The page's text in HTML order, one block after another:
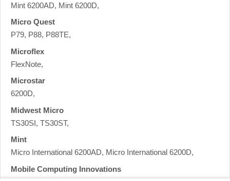
Mint 6200AD, Mint 6200D,
Micro Quest
P79, P88, P88TE,
Microflex
FlexNote,
Microstar
6200D,
Midwest Micro
TS30SI, TS30ST,
Mint
Micro International 6200AD, Micro International 6200D,
Mobile Computing Innovations